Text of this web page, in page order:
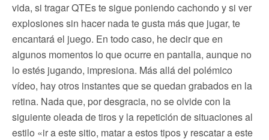
vida, si tragar QTEs te sigue poniendo cachondo y si ver
explosiones sin hacer nada te gusta más que jugar, te
encantará el juego. En todo caso, he decir que en
algunos momentos lo que ocurre en pantalla, aunque no
lo estés jugando, impresiona. Más allá del polémico
vídeo, hay otros instantes que se quedan grabados en la
retina. Nada que, por desgracia, no se olvide con la
siguiente oleada de tiros y la repetición de situaciones al
estilo «ir a este sitio, matar a estos tipos y rescatar a este